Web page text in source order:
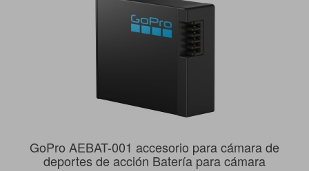
GoPro AEBAT-001 accesorio para cámara de
deportes de acción Batería para cámara